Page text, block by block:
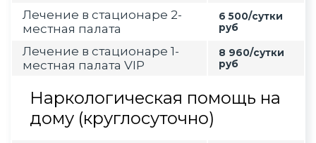
Лечение в стационаре 2-
местная палата
6 500/сутки
руб
Лечение в стационаре 1-
местная палата VIP
8 960/сутки
руб
Наркологическая помощь на
дому (круглосуточно)